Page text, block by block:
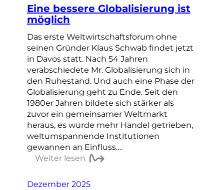
Eine bessere Globalisierung ist
möglich
Das erste Weltwirtschaftsforum ohne
seinen Gründer Klaus Schwab findet jetzt
in Davos statt. Nach 54 Jahren
verabschiedete Mr. Globalisierung sich in
den Ruhestand. Und auch eine Phase der
Globalisierung geht zu Ende. Seit den
1980er Jahren bildete sich stärker als
zuvor ein gemeinsamer Weltmarkt
heraus, es wurde mehr Handel getrieben,
weltumspannende Institutionen
gewannen an Einfluss.…
Weiter lesen
Dezember 2025